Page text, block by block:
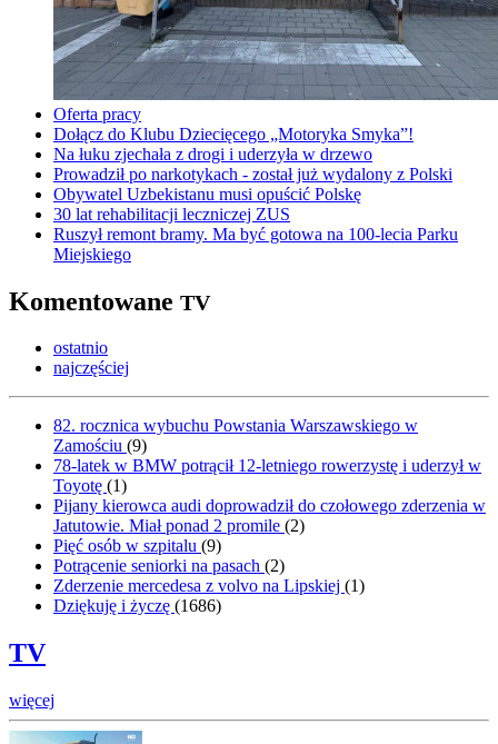
Oferta pracy
Dołącz do Klubu Dziecięcego „Motoryka Smyka”!
Na łuku zjechała z drogi i uderzyła w drzewo
Prowadził po narkotykach - został już wydalony z Polski
Obywatel Uzbekistanu musi opuścić Polskę
30 lat rehabilitacji leczniczej ZUS
Ruszył remont bramy. Ma być gotowa na 100-lecia Parku
Miejskiego
Komentowane TV
ostatnio
najczęściej
82. rocznica wybuchu Powstania Warszawskiego w
Zamościu (9)
78-latek w BMW potrącił 12-letniego rowerzystę i uderzył w
Toyotę (1)
Pijany kierowca audi doprowadził do czołowego zderzenia w
Jatutowie. Miał ponad 2 promile (2)
Pięć osób w szpitalu (9)
Potrącenie seniorki na pasach (2)
Zderzenie mercedesa z volvo na Lipskiej (1)
Dziękuję i życzę (1686)
TV
więcej